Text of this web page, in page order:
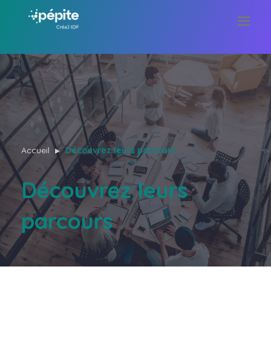
Accueil Découvrez leurs parcours
Découvrez leurs
parcours